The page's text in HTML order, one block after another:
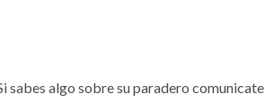
sabes algo sobre su paradero comunicate